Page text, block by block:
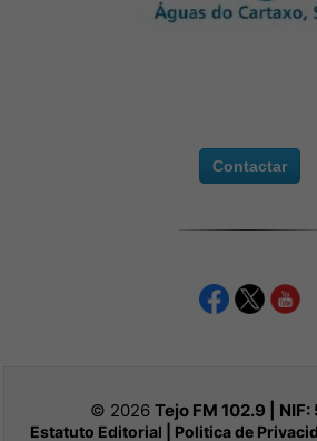
Contactar
© 2026 Tejo FM 102.9 | NIF:
Estatuto Editorial Politica de